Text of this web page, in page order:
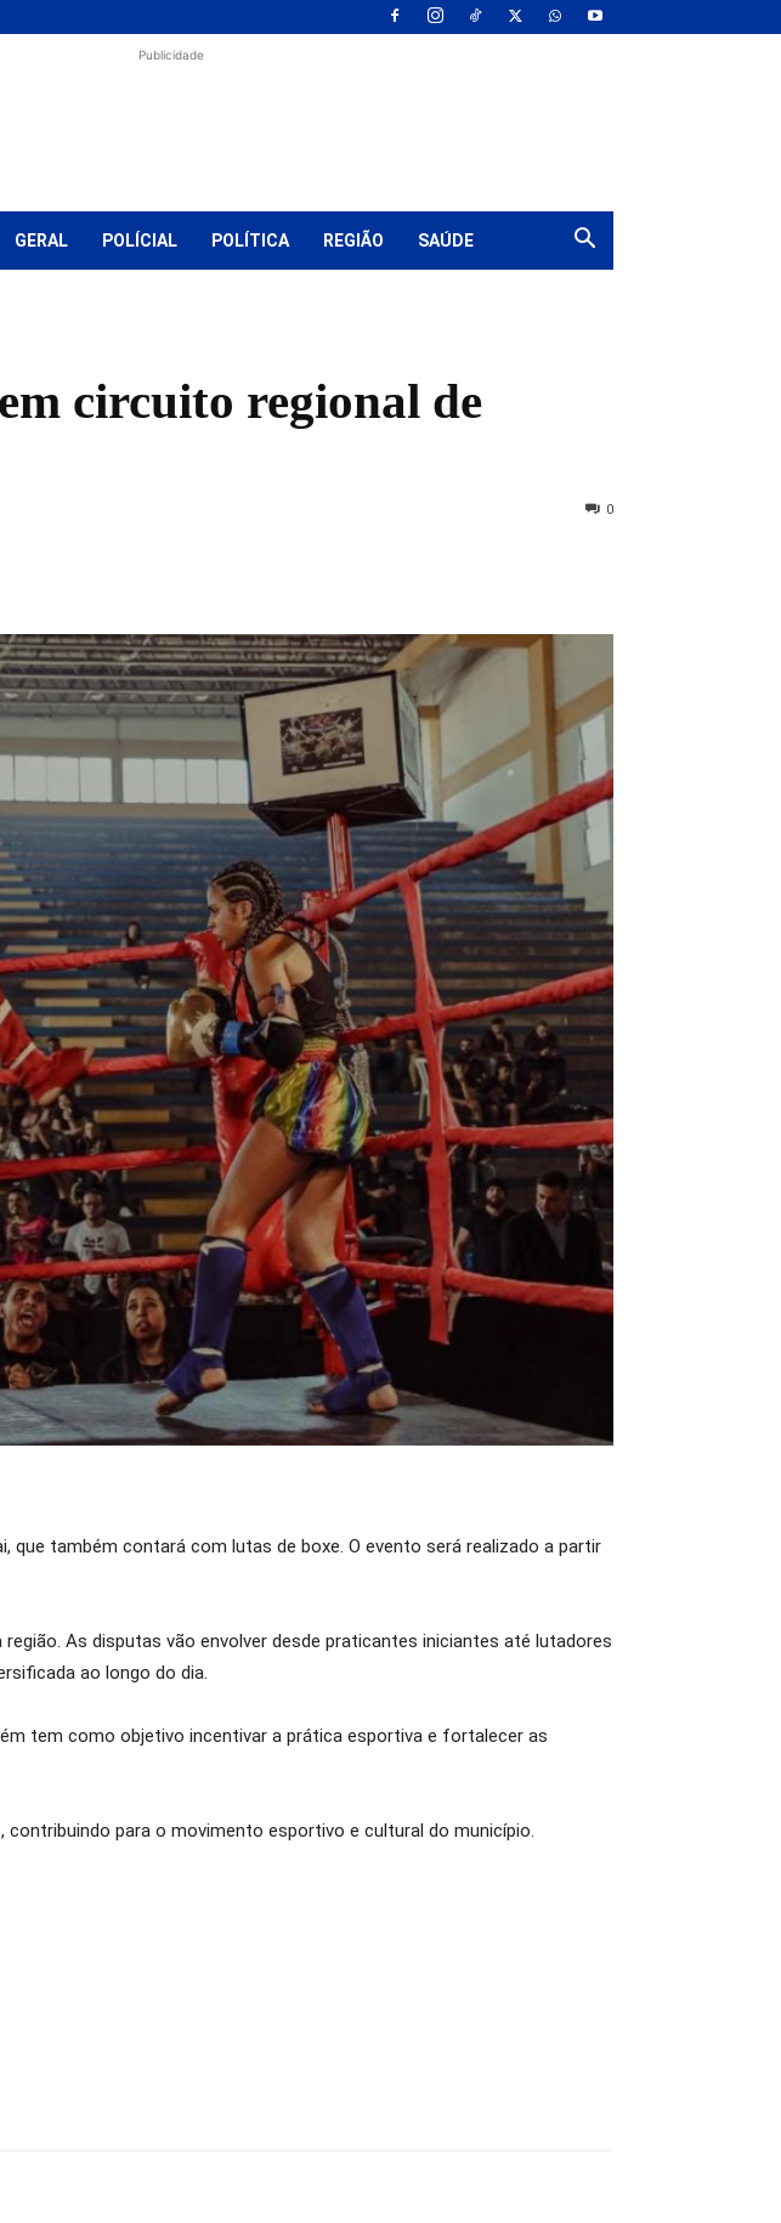
Publicidade
GERAL POLÍCIAL POLÍTICA REGIÃO SAÚDE
circuito regional de
0
que também contará com lutas de boxe. O evento será realizado a partir
As disputas vão envolver desde praticantes iniciantes até lutadores
ao longo do dia.
tem como objetivo incentivar a prática esportiva e fortalecer as
para o movimento esportivo e cultural do município.